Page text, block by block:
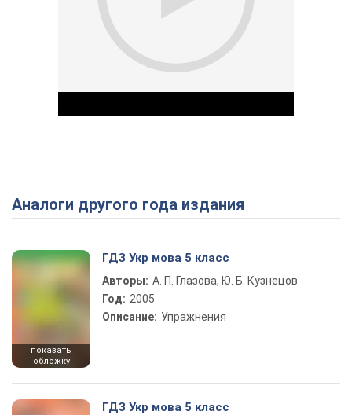
Play Video
Аналоги другого года издания
показать
обложку
ГДЗ Укр мова 5 класс
Авторы: А. П. Глазова, Ю. Б. Кузнецов
Год: 2005
Описание: Упражнения
ГДЗ Укр мова 5 класс